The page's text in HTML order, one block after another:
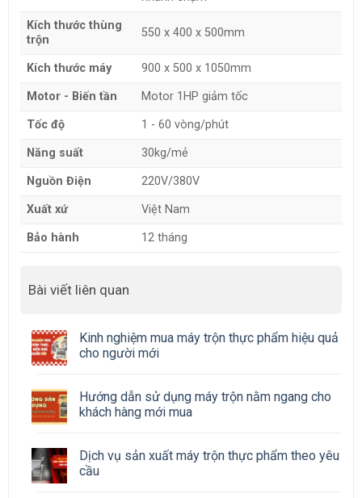
Kích thước thùng
trộn
550 x 400 x 500mm
Kích thước máy 900 x 500 x 1050mm
Motor - Biến tần Motor 1HP giảm tốc
Tốc độ 1 - 60 vòng/phút
Năng suất 30kg/mẻ
Nguồn Điện 220V/380V
Xuất xứ Việt Nam
Bảo hành 12 tháng
Bài viết liên quan
Kinh nghiệm mua máy trộn thực phẩm hiệu quả
cho người mới
Hướng dẫn sử dụng máy trộn nằm ngang cho
khách hàng mới mua
Dịch vụ sản xuất máy trộn thực phẩm theo yêu
cầu